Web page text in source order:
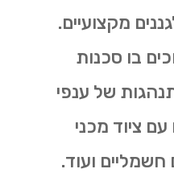
מקצועיים.
בו סכנות
של ענפי
ציוד מכני
ועוד.